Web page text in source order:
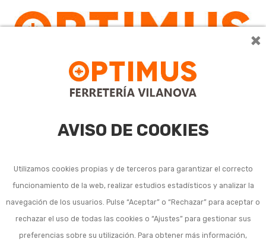
×
AVISO DE COOKIES
Utilizamos cookies propias y de terceros para garantizar el correcto
funcionamiento de la web, realizar estudios estadísticos y analizar la
navegación de los usuarios. Pulse “Aceptar” o “Rechazar” para aceptar o
rechazar el uso de todas las cookies o “Ajustes” para gestionar sus
preferencias sobre su utilización. Para obtener más información,
Equipos de soldadura
inverter